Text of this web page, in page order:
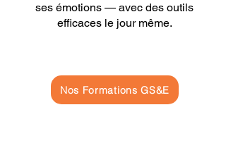
ses émotions — avec des outils
efficaces le jour même.
Nos Formations GS&E